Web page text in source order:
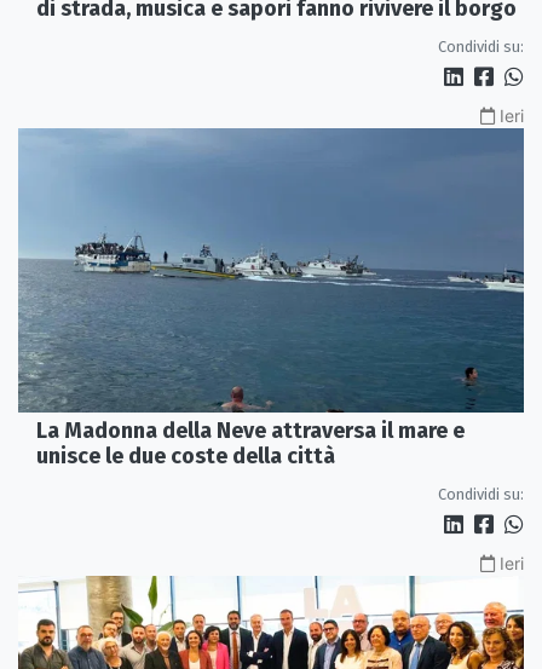
di strada, musica e sapori fanno rivivere il borgo
Condividi su:
Ieri
La Madonna della Neve attraversa il mare e
unisce le due coste della città
Condividi su:
Ieri